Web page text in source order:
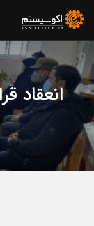
انعقاد